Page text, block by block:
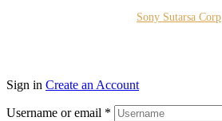
Sony Sutarsa Corp
Sign in Create an Account
Username or email *